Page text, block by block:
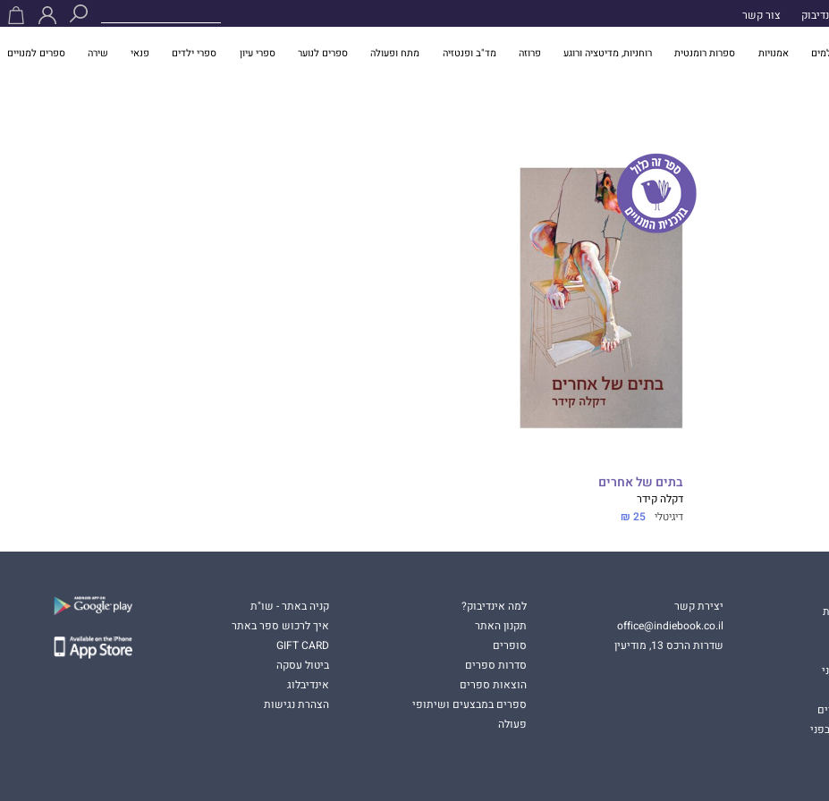
צור קשר
אמנויות ספרות רומנטית רוחניות, מדיטציה ורוגע פרוזה מד"ב ופנטזיה מתח ופעולה ספרים לנוער ספרי עיון ספרי ילדים פנאי שירה ספרים למנויים
בתים של אחרים
דקלה קידר
דיגיטלי 25 ₪
יצירת קשר
office@indiebook.co.il
שדרות הרכס 13, מודיעין
למה אינדיבוק?
תקנון האתר
סופרים
סדרות ספרים
הוצאות ספרים
ספרים במבצעים ושיתופי
פעולה
קניה באתר - שו"ת
איך לרכוש ספר באתר
GIFT CARD
ביטול עסקה
אינדיבלוג
הצהרת נגישות